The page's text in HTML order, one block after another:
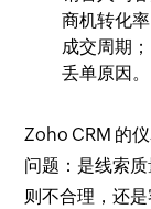
商机转化率
成交周期；
丢单原因。
Zoho CRM 的
问题：是线索
则不合理，还